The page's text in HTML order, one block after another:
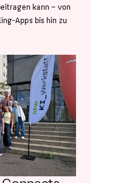
kann – von
Apps bis hin zu